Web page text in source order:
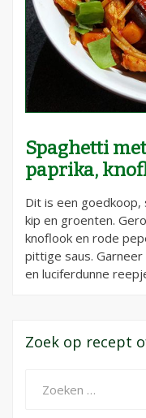
Spaghetti
paprika,
Dit is een
kip en groenten.
knoflook en rode
pittige saus. Garneer
en luciferdunne
Zoek op recept
naar: